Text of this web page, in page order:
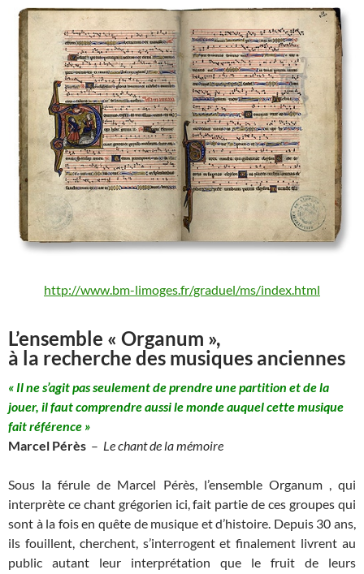
http://www.bm-limoges.fr/graduel/ms/index.html
L’ensemble « Organum »,
à la recherche des musiques anciennes
« Il ne s’agit pas seulement de prendre une partition et de la
jouer, il faut comprendre aussi le monde auquel cette musique
fait référence »
Marcel Pérès – Le chant de la mémoire
Sous la férule de Marcel Pérès, l’ensemble Organum , qui
interprète ce chant grégorien ici, fait partie de ces groupes qui
sont à la fois en quête de musique et d’histoire. Depuis 30 ans,
ils fouillent, cherchent, s’interrogent et finalement livrent au
public autant leur interprétation que le fruit de leurs